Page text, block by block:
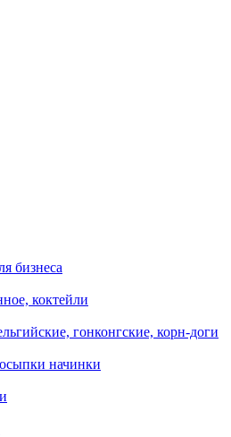
бизнеса
коктейли
гонконгские, корн-доги
начинки